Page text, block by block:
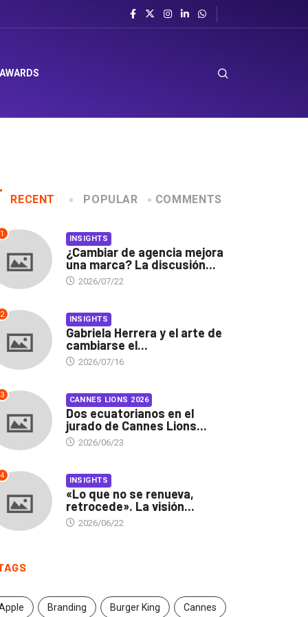
Favorita
RECENT POPULAR COMMENTS
1 INSIGHTS
¿Cambiar de agencia mejora
una marca? La discusión...
2026/07/22
2 INSIGHTS
Gabriela Herrera y el arte de
cambiarse el...
2026/07/16
3 CANNES LIONS 2026
Dos ecuatorianos en el
jurado de Cannes Lions...
2026/06/23
4 INSIGHTS
«Lo que no se renueva,
retrocede». La visión...
2026/06/22
Branding Burger King Cannes